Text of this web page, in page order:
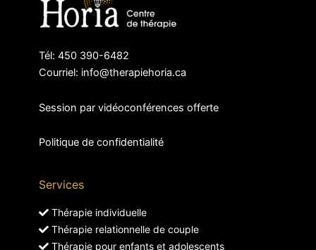
Tél: 450 390-6482
Courriel: info@therapiehoria.ca
Session par vidéoconférences offerte
Politique de confidentialité
Services
Thérapie individuelle
Thérapie relationnelle de couple
Thérapie pour enfants et adolescents